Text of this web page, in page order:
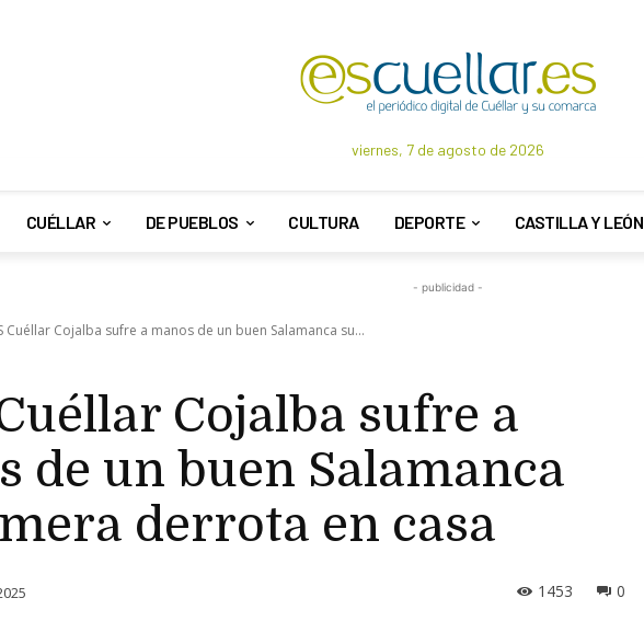
viernes, 7 de agosto de 2026
CUÉLLAR DE PUEBLOS CULTURA DEPORTE CASTILLA Y LEÓN
- publicidad -
Cuéllar Cojalba sufre a manos de un buen Salamanca su...
Cojalba sufre a
de un buen Salamanca
derrota en casa
0
1453